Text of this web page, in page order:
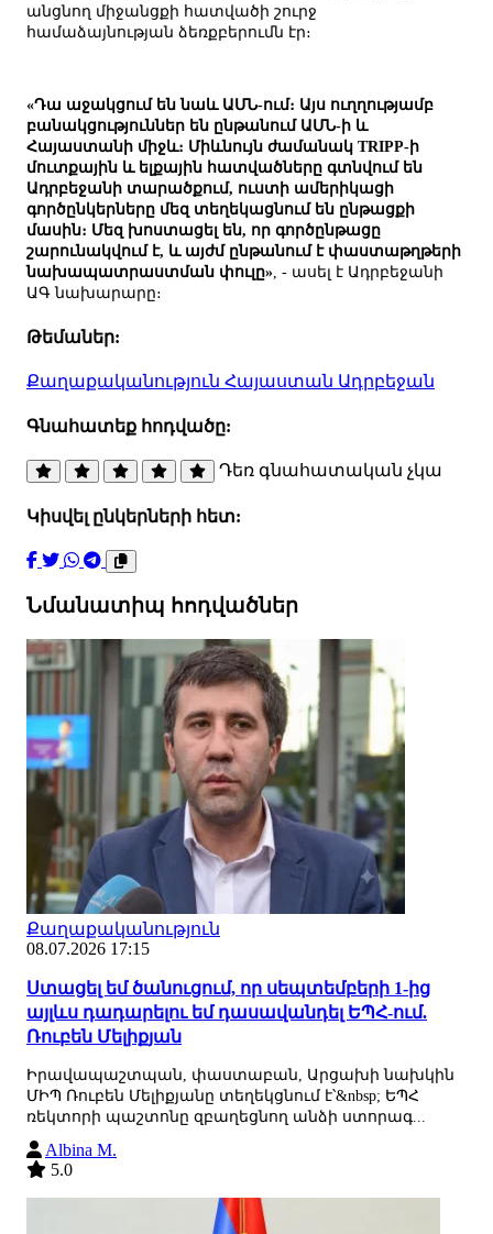
անցնող միջանցքի հատվածի շուրջ
համաձայնության ձեռքբերումն էր։
«Դա աջակցում են նաև ԱՄՆ-ում։ Այս ուղղությամբ
բանակցություններ են ընթանում ԱՄՆ-ի և
Հայաստանի միջև։ Միևնույն ժամանակ TRIPP-ի
մուտքային և ելքային հատվածները գտնվում են
Ադրբեջանի տարածքում, ուստի ամերիկացի
գործընկերները մեզ տեղեկացնում են ընթացքի
մասին։ Մեզ խոստացել են, որ գործընթացը
շարունակվում է, և այժմ ընթանում է փաստաթղթերի
նախապատրաստման փուլը» , - ասել է Ադրբեջանի
ԱԳ նախարարը։
Թեմաներ:
Քաղաքականություն Հայաստան Ադրբեջան
Գնահատեք հոդվածը:
Դեռ գնահատական չկա
Կիսվել ընկերների հետ:
Նմանատիպ հոդվածներ
Քաղաքականություն
08.07.2026 17:15
Ստացել եմ ծանուցում, որ սեպտեմբերի 1-ից
այլևս դադարելու եմ դասավանդել ԵՊՀ-ում.
Ռուբեն Մելիքյան
Իրավապաշտպան, փաստաբան, Արցախի նախկին
ՄԻՊ Ռուբեն Մելիքյանը տեղեկցնում է՝&nbsp; ԵՊՀ
ռեկտորի պաշտոնը զբաղեցնող անձի ստորագ...
Albina M.
5.0